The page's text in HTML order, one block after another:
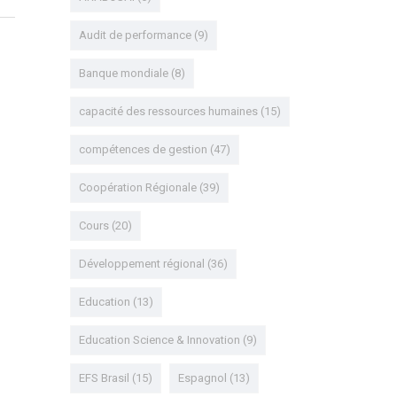
Audit de performance(9)
Banque mondiale(8)
capacité des ressources humaines(15)
compétences de gestion (47)
Coopération Régionale(39)
Cours(20)
Développement régional (36)
Education (13)
Education Science & Innovation (9)
EFS Brasil (15) Espagnol (13)